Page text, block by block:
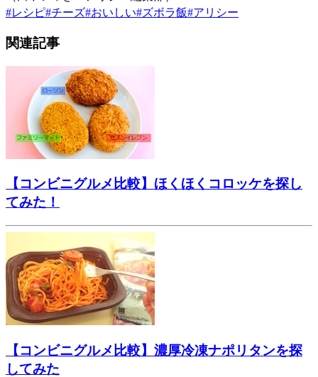
#レシピ#チーズ#おいしい#ズボラ飯#アリシー
関連記事
【コンビニグルメ比較】ほくほくコロッケを探し
てみた！
【コンビニグルメ比較】濃厚冷凍ナポリタンを探
してみた